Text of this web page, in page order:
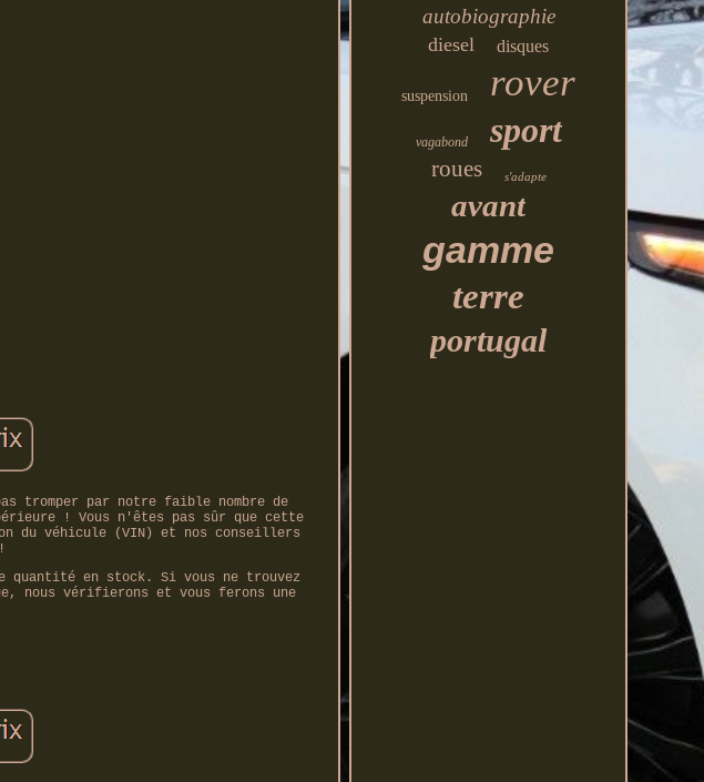
pas tromper par notre faible nombre de
! Vous n'êtes pas sûr que cette
du véhicule (VIN) et nos conseillers
quantité en stock. Si vous ne trouvez
nous vérifierons et vous ferons une
autobiographie
diesel disques
suspension rover
vagabond sport
roues s'adapte
avant
gamme
terre
portugal